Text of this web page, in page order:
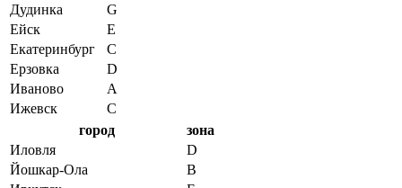
Дудинка
G
Ейск
E
Екатеринбург
C
Ерзовка
D
Иваново
A
Ижевск
C
город
зона
Иловля
D
Йошкар-Ола
B